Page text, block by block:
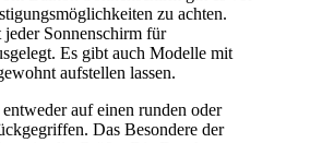
zu achten.
Sonnenschirm für
Es gibt auch Modelle mit
aufstellen lassen.
auf einen runden oder
Das Besondere der